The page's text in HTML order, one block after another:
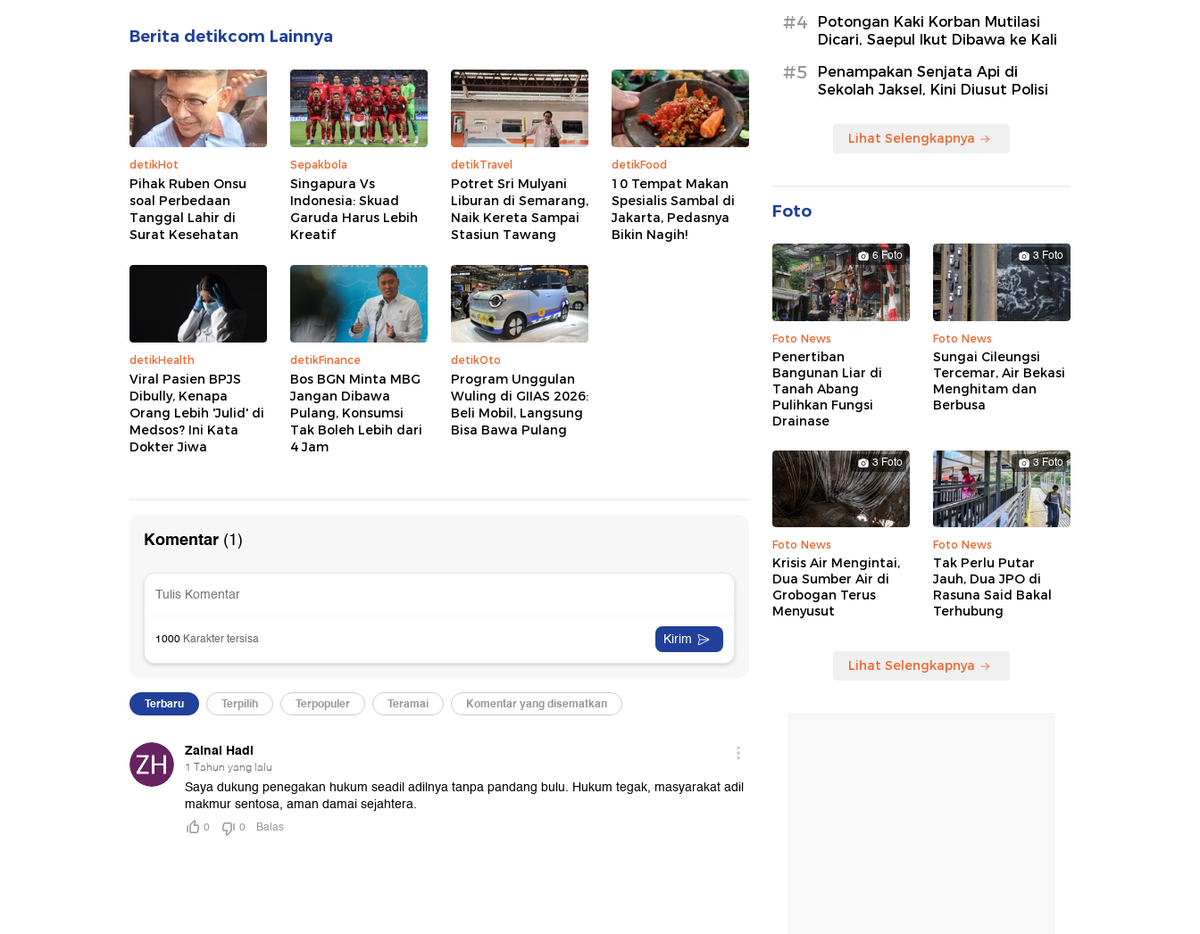
Berita detikcom Lainnya
detikHot
Pihak Ruben Onsu
soal Perbedaan
Tanggal Lahir di
Surat Kesehatan
Sepakbola
Singapura Vs
Indonesia: Skuad
Garuda Harus Lebih
Kreatif
detikTravel
Potret Sri Mulyani
Liburan di Semarang,
Naik Kereta Sampai
Stasiun Tawang
detikFood
10 Tempat Makan
Spesialis Sambal di
Jakarta, Pedasnya
Bikin Nagih!
detikHealth
Viral Pasien BPJS
Dibully, Kenapa
Orang Lebih 'Julid' di
Medsos? Ini Kata
Dokter Jiwa
detikFinance
Bos BGN Minta MBG
Jangan Dibawa
Pulang, Konsumsi
Tak Boleh Lebih dari
4 Jam
detikOto
Program Unggulan
Wuling di GIIAS 2026:
Beli Mobil, Langsung
Bisa Bawa Pulang
#4
Potongan Kaki Korban Mutilasi
Dicari, Saepul Ikut Dibawa ke Kali
#5
Penampakan Senjata Api di
Sekolah Jaksel, Kini Diusut Polisi
Lihat Selengkapnya
Foto
6 Foto
Foto News
Penertiban
Bangunan Liar di
Tanah Abang
Pulihkan Fungsi
Drainase
3 Foto
Foto News
Sungai Cileungsi
Tercemar, Air Bekasi
Menghitam dan
Berbusa
3 Foto
Foto News
Krisis Air Mengintai,
Dua Sumber Air di
Grobogan Terus
Menyusut
3 Foto
Foto News
Tak Perlu Putar
Jauh, Dua JPO di
Rasuna Said Bakal
Terhubung
Lihat Selengkapnya